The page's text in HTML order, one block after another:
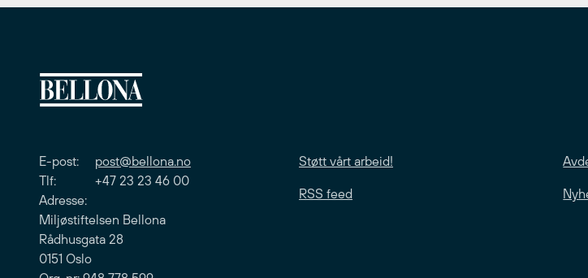
E-post: post@bellona.no
Tlf: +47 23 23 46 00
Adresse:
Miljøstiftelsen Bellona
Rådhusgata 28
0151 Oslo
Støtt vårt arbeid!
RSS feed